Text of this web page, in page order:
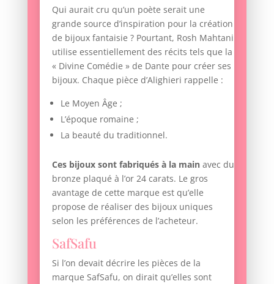
Qui aurait cru qu’un poète serait une
grande source d’inspiration pour la création
de bijoux fantaisie ? Pourtant, Rosh Mahtani
utilise essentiellement des récits tels que la
« Divine Comédie » de Dante pour créer ses
bijoux. Chaque pièce d’Alighieri rappelle :
Le Moyen Âge ;
L’époque romaine ;
La beauté du traditionnel.
Ces bijoux sont fabriqués à la mainavec du
bronze plaqué à l’or 24 carats. Le gros
avantage de cette marque est qu’elle
propose de réaliser des bijoux uniques
selon les préférences de l’acheteur.
SafSafu
Si l’on devait décrire les pièces de la
marque SafSafu, on dirait qu’elles sont